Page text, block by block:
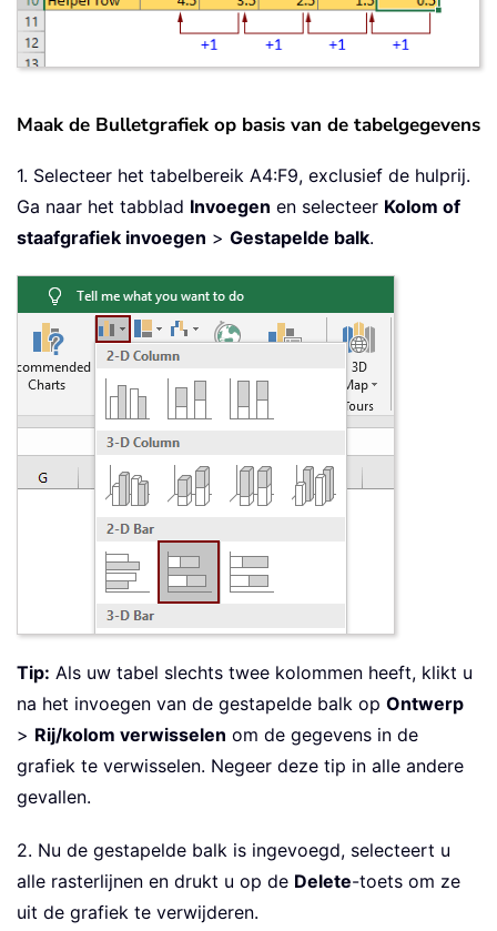
Maak de Bulletgrafiek op basis van de tabelgegevens
1. Selecteer het tabelbereik A4:F9, exclusief de hulprij.
Ga naar het tabblad Invoegen en selecteer Kolom of
staafgrafiek invoegen > Gestapelde balk.
Tip: Als uw tabel slechts twee kolommen heeft, klikt u
na het invoegen van de gestapelde balk op Ontwerp
> Rij/kolom verwisselen om de gegevens in de
grafiek te verwisselen. Negeer deze tip in alle andere
gevallen.
2. Nu de gestapelde balk is ingevoegd, selecteert u
alle rasterlijnen en drukt u op de Delete-toets om ze
uit de grafiek te verwijderen.